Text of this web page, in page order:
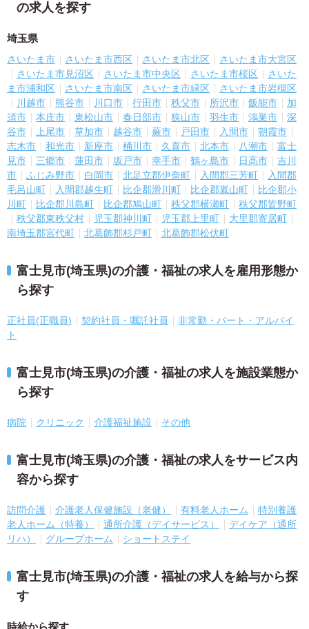
の求人を探す
埼玉県
さいたま市 さいたま市西区 さいたま市北区
さいたま市大宮区
さいたま市見沼区
さいたま市中央区 さいたま市桜区
さいた
ま市浦和区
さいたま市南区 さいたま市緑区
さいたま市岩槻区
川越市
熊谷市 川口市 行田市 秩父市 所沢市 飯能市
加
須市
本庄市 東松山市 春日部市 狭山市 羽生市 鴻巣市
深
谷市
上尾市 草加市 越谷市 蕨市 戸田市 入間市
朝霞市
志木市
和光市 新座市 桶川市 久喜市 北本市 八潮市
富士
見市
三郷市 蓮田市 坂戸市 幸手市 鶴ヶ島市 日高市
吉川
市
ふじみ野市 白岡市 北足立郡伊奈町 入間郡三芳町
入間郡
毛呂山町
入間郡越生町 比企郡滑川町 比企郡嵐山町
比企郡小
川町
比企郡川島町 比企郡鳩山町 秩父郡横瀬町
秩父郡皆野町
秩父郡東秩父村
児玉郡神川町 児玉郡上里町
大里郡寄居町
南埼玉郡宮代町
北葛飾郡杉戸町 北葛飾郡松伏町
富士見市(埼玉県)の介護・福祉の求人を雇用形態か
ら探す
正社員(正職員) 契約社員・嘱託社員
非常勤・パート・アルバイ
ト
富士見市(埼玉県)の介護・福祉の求人を施設業態か
ら探す
病院 クリニック 介護福祉施設 その他
富士見市(埼玉県)の介護・福祉の求人をサービス内
容から探す
訪問介護 介護老人保健施設（老健） 有料老人ホーム
特別養護
老人ホーム（特養）
通所介護（デイサービス）
デイケア（通所
リハ）
グループホーム ショートステイ
富士見市(埼玉県)の介護・福祉の求人を給与から探
す